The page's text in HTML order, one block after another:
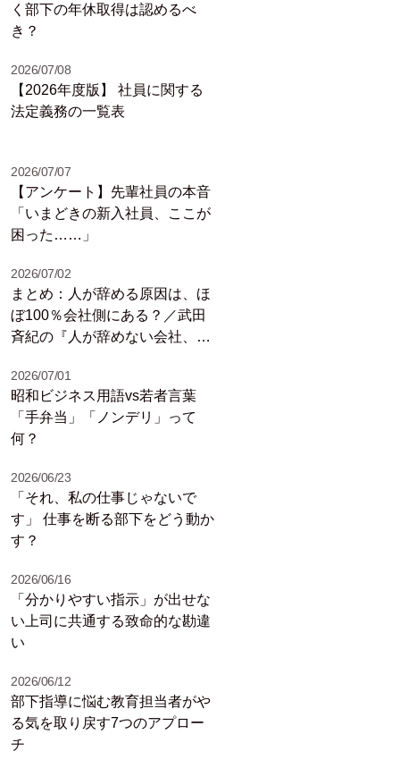
く部下の年休取得は認めるべ
き？
2026/07/08
【2026年度版】 社員に関する
法定義務の一覧表
2026/07/07
【アンケート】先輩社員の本音
「いまどきの新入社員、ここが
困った……」
2026/07/02
まとめ：人が辞める原因は、ほ
ぼ100％会社側にある？／武田
斉紀の『人が辞めない会社、10
2026/07/01
昭和ビジネス用語vs若者言葉
「手弁当」「ノンデリ」って
何？
2026/06/23
「それ、私の仕事じゃないで
す」 仕事を断る部下をどう動か
す？
2026/06/16
「分かりやすい指示」が出せな
い上司に共通する致命的な勘違
い
2026/06/12
部下指導に悩む教育担当者がや
る気を取り戻す7つのアプロー
チ